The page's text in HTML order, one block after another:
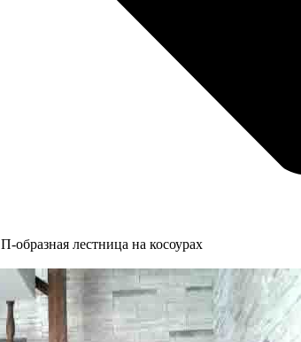
П-образная лестница на косоурах